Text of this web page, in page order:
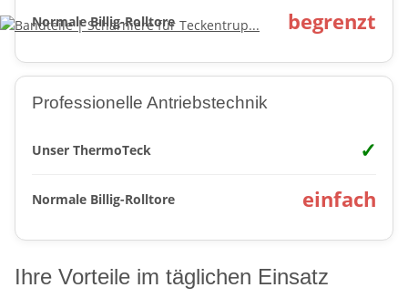
Normale Billig-Rolltore begrenzt
Professionelle Antriebstechnik
Unser ThermoTeck ✓
Normale Billig-Rolltore einfach
Ihre Vorteile im täglichen Einsatz